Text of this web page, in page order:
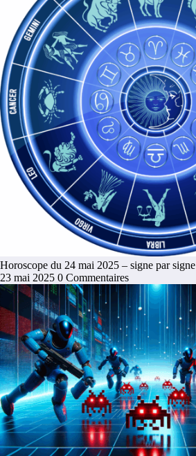
Horoscope du 24 mai 2025 – signe par signe
23 mai 2025 0 Commentaires